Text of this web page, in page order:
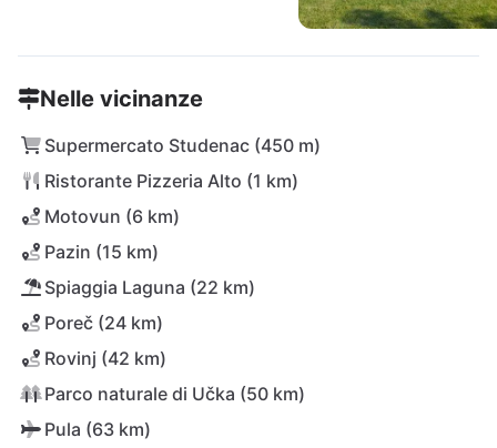
Nelle vicinanze
Supermercato Studenac (450 m)
Ristorante Pizzeria Alto (1 km)
Motovun (6 km)
Pazin (15 km)
Spiaggia Laguna (22 km)
Poreč (24 km)
Rovinj (42 km)
Parco naturale di Učka (50 km)
Pula (63 km)